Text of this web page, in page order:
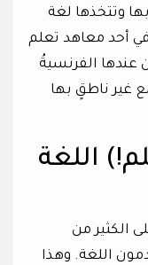
وتتخذها لغة
أحد معاهد تعلم
عندها الفرنسيةُ
غير ناطقٍ بها
اللغة
الكثير من
اللغة. وهذا